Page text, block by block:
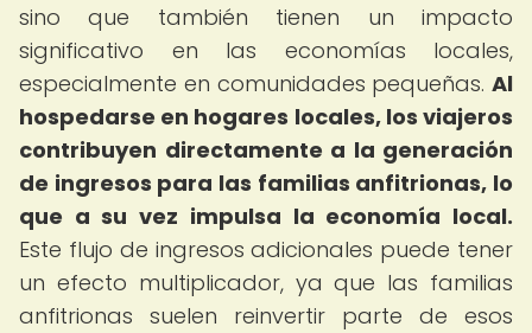
sino que también tienen un impacto
significativo en las economías locales,
especialmente en comunidades pequeñas. Al
hospedarse en hogares locales, los viajeros
contribuyen directamente a la generación
de ingresos para las familias anfitrionas, lo
que a su vez impulsa la economía local.
Este flujo de ingresos adicionales puede tener
un efecto multiplicador, ya que las familias
anfitrionas suelen reinvertir parte de esos